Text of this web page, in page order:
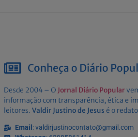
Conheça o Diário
Desde 2004 – O Jornal Diário Popular
informação com transparência, ética e
leitores. Valdir Justino de Jesus é o
Email : valdirjustinocontato@gmail.com